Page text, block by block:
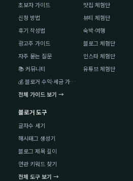
초보자 가이드
신청 방법
후기 작성법
광고주 가이드
자주 묻는 질문
📚 커뮤니티
💰 블로거 수익·세금 가이드
전체 가이드 보기 →
맛집 체험단
뷰티 체험단
숙박·여행
블로그 체험단
인스타 체험단
유튜브 체험단
블로거 도구
글자수 세기
해시태그 생성기
블로그 제목 길이
연관 키워드 찾기
전체 도구 보기 →